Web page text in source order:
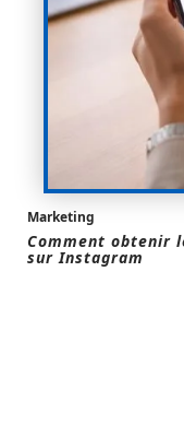
Marketing
Comment obtenir
sur Instagram